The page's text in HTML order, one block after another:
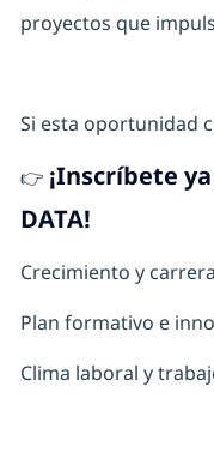
proyectos que
Si esta oportunidad
👉 ¡Inscríbete
DATA!
Crecimiento y
Plan formativo e
Clima laboral y